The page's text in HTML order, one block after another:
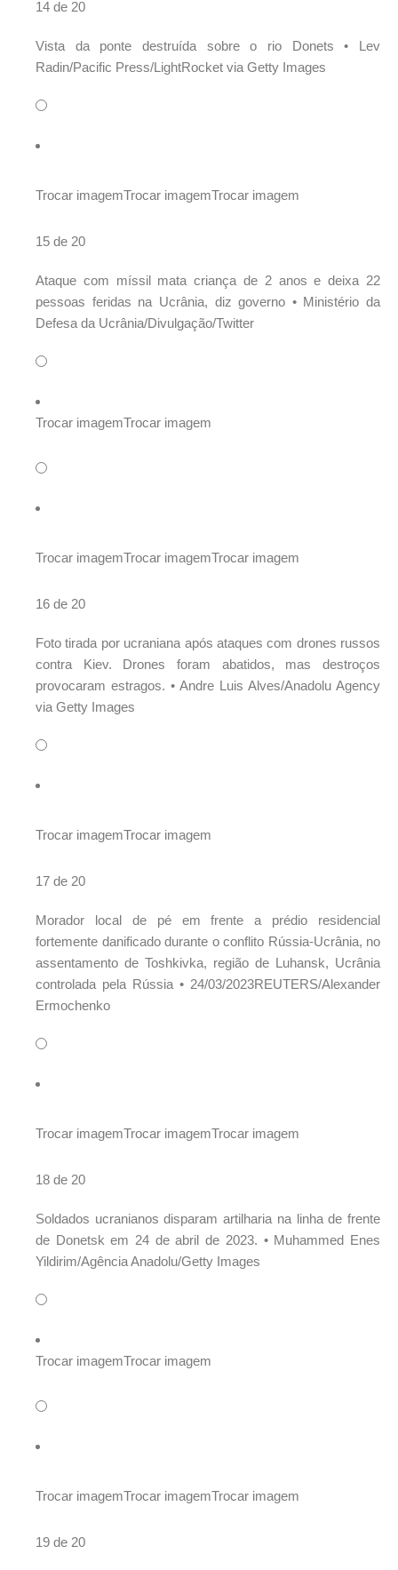
14 de 20
Vista da ponte destruída sobre o rio Donets • Lev
Radin/Pacific Press/LightRocket via Getty Images
Trocar imagemTrocar imagemTrocar imagem
15 de 20
Ataque com míssil mata criança de 2 anos e deixa 22
pessoas feridas na Ucrânia, diz governo • Ministério da
Defesa da Ucrânia/Divulgação/Twitter
Trocar imagemTrocar imagem
Trocar imagemTrocar imagemTrocar imagem
16 de 20
Foto tirada por ucraniana após ataques com drones russos
contra Kiev. Drones foram abatidos, mas destroços
provocaram estragos. • Andre Luis Alves/Anadolu Agency
via Getty Images
Trocar imagemTrocar imagem
17 de 20
Morador local de pé em frente a prédio residencial
fortemente danificado durante o conflito Rússia-Ucrânia, no
assentamento de Toshkivka, região de Luhansk, Ucrânia
controlada pela Rússia • 24/03/2023REUTERS/Alexander
Ermochenko
Trocar imagemTrocar imagemTrocar imagem
18 de 20
Soldados ucranianos disparam artilharia na linha de frente
de Donetsk em 24 de abril de 2023. • Muhammed Enes
Yildirim/Agência Anadolu/Getty Images
Trocar imagemTrocar imagem
Trocar imagemTrocar imagemTrocar imagem
19 de 20